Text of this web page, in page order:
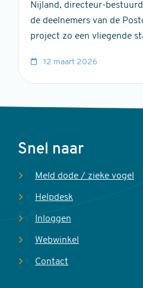
Nijland, directeur-
de deelnemers van de
project zo een vliegende
12 maart 2026
Voet
Snel naar
Meld dode / zieke vogel
Helpdesk
Inloggen
Webwinkel
Contact